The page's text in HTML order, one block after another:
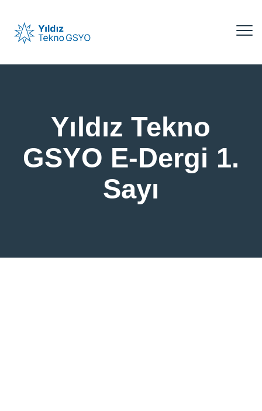
Yıldız Tekno
GSYO E-Dergi 1.
Sayı